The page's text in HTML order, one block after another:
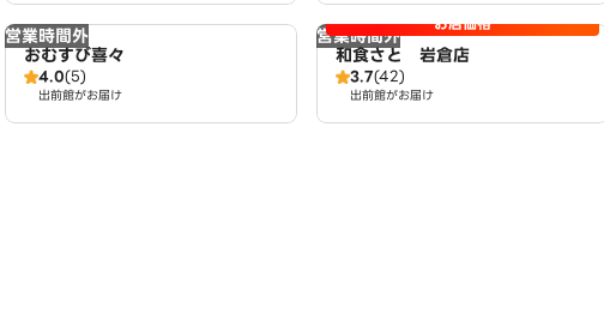
営業時間外
おむすび喜々
4.0(5)
出前館がお届け
営業時間外 お店価格
和食さと 岩倉店
3.7(42)
出前館がお届け